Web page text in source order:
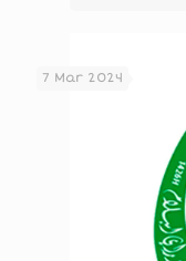
7 Mar 2024